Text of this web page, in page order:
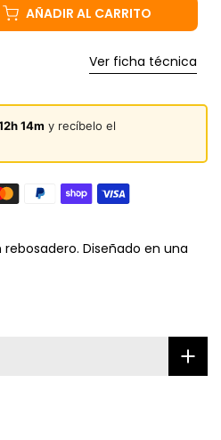
AÑADIR AL CARRITO
Ver ficha técnica
14m y recíbelo el
Diseñado en una